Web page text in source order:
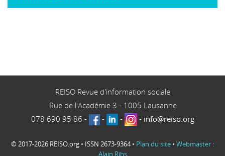
REISO Revue d'information sociale
Rue de l'Académie 3 - 1005 Lausanne
078 690 95 86 - - - - info@reiso.org
© 2017-2026 REISO.org • ISSN 2673-9364 • Plan du site • Webmaster :
Alain Rihs